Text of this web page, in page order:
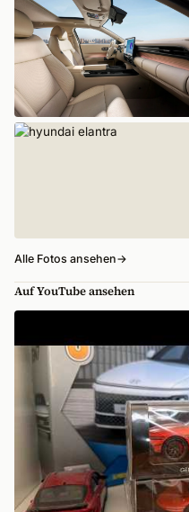
Alle Fotos ansehen→
Auf YouTube ansehen